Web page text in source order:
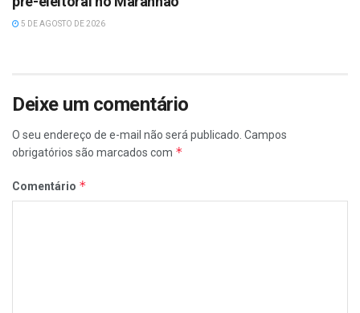
5 DE AGOSTO DE 2026
Deixe um comentário
O seu endereço de e-mail não será publicado. Campos
obrigatórios são marcados com *
Comentário *